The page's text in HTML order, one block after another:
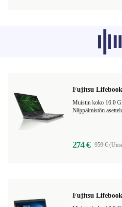
Muiden
tuotteet eivät
Fujitsu Lifebook